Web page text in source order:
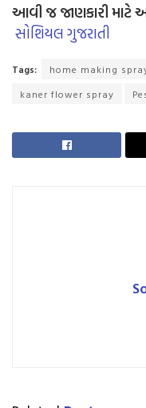
આવી જ જાણકારી માટે
સોશિયલ ગુજરાતી
Tags: home making
kaner flower spray